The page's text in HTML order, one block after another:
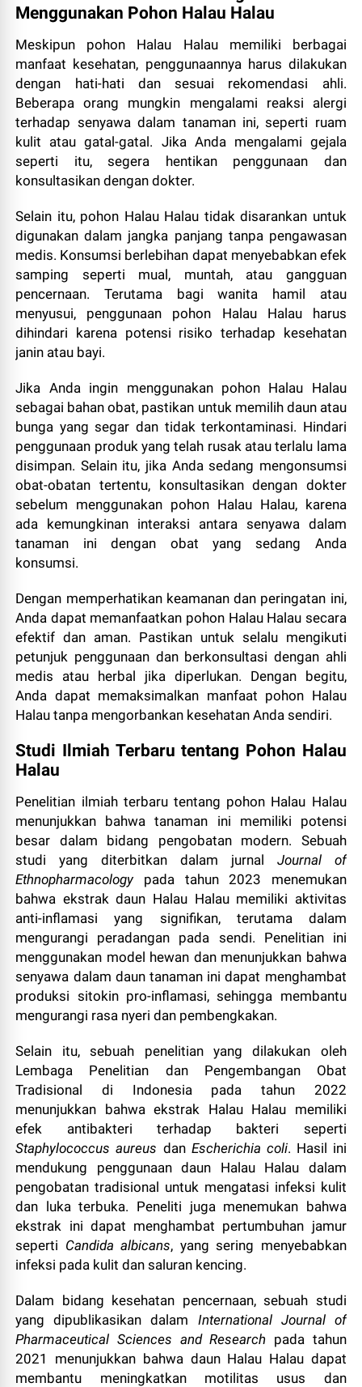
Menggunakan Pohon Halau Halau
Meskipun pohon Halau Halau memiliki berbagai
manfaat kesehatan, penggunaannya harus dilakukan
dengan hati-hati dan sesuai rekomendasi ahli.
Beberapa orang mungkin mengalami reaksi alergi
terhadap senyawa dalam tanaman ini, seperti ruam
kulit atau gatal-gatal. Jika Anda mengalami gejala
seperti itu, segera hentikan penggunaan dan
konsultasikan dengan dokter.
Selain itu, pohon Halau Halau tidak disarankan untuk
digunakan dalam jangka panjang tanpa pengawasan
medis. Konsumsi berlebihan dapat menyebabkan efek
samping seperti mual, muntah, atau gangguan
pencernaan. Terutama bagi wanita hamil atau
menyusui, penggunaan pohon Halau Halau harus
dihindari karena potensi risiko terhadap kesehatan
janin atau bayi.
Jika Anda ingin menggunakan pohon Halau Halau
sebagai bahan obat, pastikan untuk memilih daun atau
bunga yang segar dan tidak terkontaminasi. Hindari
penggunaan produk yang telah rusak atau terlalu lama
disimpan. Selain itu, jika Anda sedang mengonsumsi
obat-obatan tertentu, konsultasikan dengan dokter
sebelum menggunakan pohon Halau Halau, karena
ada kemungkinan interaksi antara senyawa dalam
tanaman ini dengan obat yang sedang Anda
konsumsi.
Dengan memperhatikan keamanan dan peringatan ini,
Anda dapat memanfaatkan pohon Halau Halau secara
efektif dan aman. Pastikan untuk selalu mengikuti
petunjuk penggunaan dan berkonsultasi dengan ahli
medis atau herbal jika diperlukan. Dengan begitu,
Anda dapat memaksimalkan manfaat pohon Halau
Halau tanpa mengorbankan kesehatan Anda sendiri.
Studi Ilmiah Terbaru tentang Pohon Halau
Halau
Penelitian ilmiah terbaru tentang pohon Halau Halau
menunjukkan bahwa tanaman ini memiliki potensi
besar dalam bidang pengobatan modern. Sebuah
studi yang diterbitkan dalam jurnal Journal of
Ethnopharmacologypada tahun 2023 menemukan
bahwa ekstrak daun Halau Halau memiliki aktivitas
anti-inflamasi yang signifikan, terutama dalam
mengurangi peradangan pada sendi. Penelitian ini
menggunakan model hewan dan menunjukkan bahwa
senyawa dalam daun tanaman ini dapat menghambat
produksi sitokin pro-inflamasi, sehingga membantu
mengurangi rasa nyeri dan pembengkakan.
Selain itu, sebuah penelitian yang dilakukan oleh
Lembaga Penelitian dan Pengembangan Obat
Tradisional di Indonesia pada tahun 2022
menunjukkan bahwa ekstrak Halau Halau memiliki
efek antibakteri terhadap bakteri seperti
Staphylococcus aureus dan Escherichia coli. Hasil ini
mendukung penggunaan daun Halau Halau dalam
pengobatan tradisional untuk mengatasi infeksi kulit
dan luka terbuka. Peneliti juga menemukan bahwa
ekstrak ini dapat menghambat pertumbuhan jamur
seperti Candida albicans, yang sering menyebabkan
infeksi pada kulit dan saluran kencing.
Dalam bidang kesehatan pencernaan, sebuah studi
yang dipublikasikan dalam International Journal of
Pharmaceutical Sciences and Research pada tahun
2021 menunjukkan bahwa daun Halau Halau dapat
membantu meningkatkan motilitas usus dan